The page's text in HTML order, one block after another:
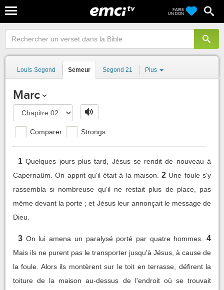
FAIRE
UN DON
Louis-Segond Semeur Segond 21 Plus
Marc
Comparer Strongs
1 Quelques jours plus tard, Jésus se rendit de nouveau à
Capernaüm. On apprit qu'il était à la maison.
2 Une foule s'y
rassembla si nombreuse qu'il ne restait plus de place, pas
même devant la porte ; et Jésus leur annonçait le message de
Dieu.
3 On lui amena un paralysé porté par quatre hommes. 4
Mais ils ne purent pas le transporter jusqu'à Jésus, à cause de
la foule. Alors ils montèrent sur le toit en terrasse, défirent la
toiture de la maison au-dessus de l'endroit où se trouvait